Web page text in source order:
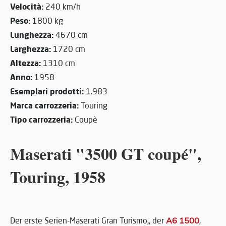
Velocità: 240 km/h
Peso: 1800 kg
Lunghezza: 4670 cm
Larghezza: 1720 cm
Altezza: 1310 cm
Anno: 1958
Esemplari prodotti: 1.983
Marca carrozzeria: Touring
Tipo carrozzeria: Coupè
Maserati "3500 GT coupé",
Touring, 1958
Der erste Serien-Maserati Gran Turismo,, der A6 1500,